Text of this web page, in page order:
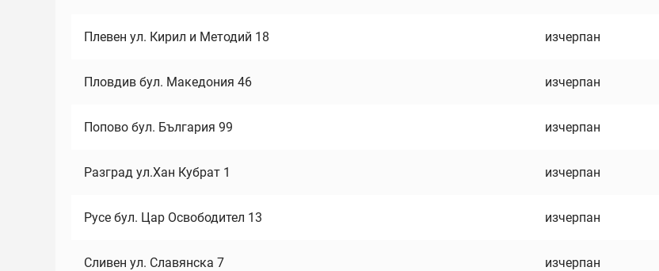
Плевен ул. Кирил и Методий 18 изчерпан
Пловдив бул. Македония 46 изчерпан
Попово бул. България 99 изчерпан
Разград ул.Хан Кубрат 1 изчерпан
Русе бул. Цар Освободител 13 изчерпан
Сливен ул. Славянска 7 изчерпан